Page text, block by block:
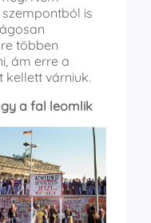
is
többen
ám erre a
kellett várniuk.
a fal leomlik